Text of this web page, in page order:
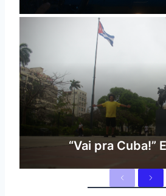
“Vai pra Cuba!”
A
n
S
e